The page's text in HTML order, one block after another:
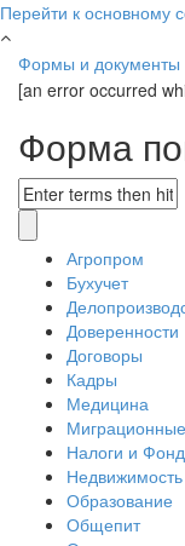
Перейти к основному
Формы и документы
[an error occurred
Форма
Агропром
Бухучет
Доверенности
Договоры
Кадры
Медицина
Миграционные
Налоги и
Недвижимость
Образование
Общепит